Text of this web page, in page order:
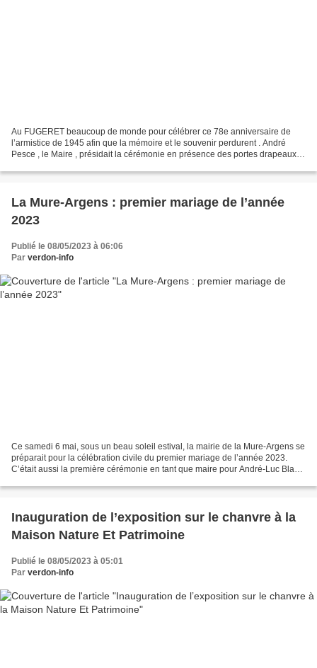
Au FUGERET beaucoup de monde pour célébrer ce 78e anniversaire de
l’armistice de 1945 afin que la mémoire et le souvenir perdurent . André
Pesce , le Maire , présidait la cérémonie en présence des portes drapeaux et
La Mure-Argens : premier mariage de l’année
2023
Publié le 08/05/2023 à 06:06
Par verdon-info
Ce samedi 6 mai, sous un beau soleil estival, la mairie de la Mure-Argens se
préparait pour la célébration civile du premier mariage de l’année 2023.
C’était aussi la première cérémonie en tant que maire pour André-Luc Blanc
Inauguration de l’exposition sur le chanvre à la
Maison Nature Et Patrimoine
Publié le 08/05/2023 à 05:01
Par verdon-info